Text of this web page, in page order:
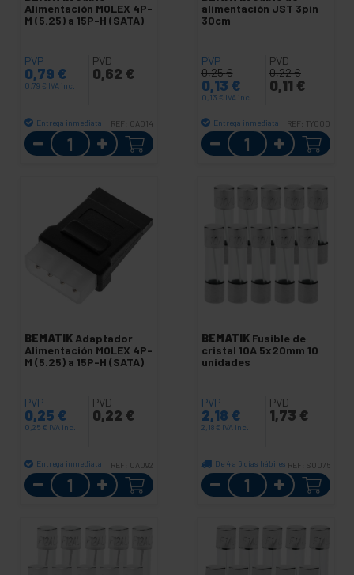
Alimentación MOLEX 4P-
M (5.25) a 15P-H (SATA)
PVP
0,79 €
0,79 € IVA inc.
PVD
0,62 €
Entrega inmediata REF: CA014
Cantidad
alimentación JST 3pin
30cm
PVP
0,25€
0,13 €
0,13 € IVA inc.
PVD
0,22€
0,11 €
Entrega inmediata REF: TY000
Cantidad
BEMATIK Adaptador
Alimentación MOLEX 4P-
M (5.25) a 15P-H (SATA)
PVP
0,25 €
0,25 € IVA inc.
PVD
0,22 €
Entrega inmediata REF: CA092
Cantidad
BEMATIK Fusible de
cristal 10A 5x20mm 10
unidades
PVP
2,18 €
2,18 € IVA inc.
PVD
1,73 €
De 4 a 6 días hábiles REF: SO076
Cantidad